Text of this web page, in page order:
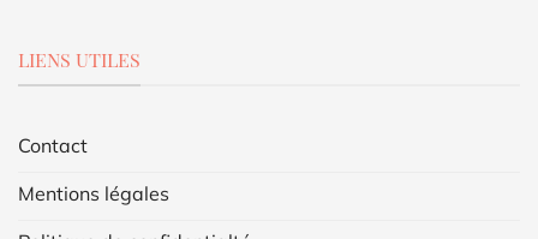
LIENS UTILES
Contact
Mentions légales